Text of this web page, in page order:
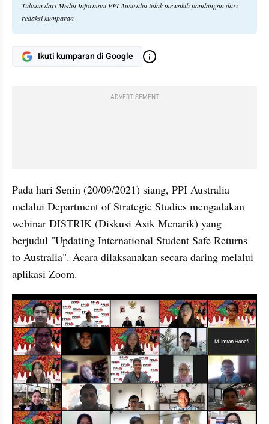
Tulisan dari Media Informasi PPI Australia tidak mewakili pandangan dari
redaksi kumparan
Ikuti kumparan di Google
ADVERTISEMENT
Pada hari Senin (20/09/2021) siang, PPI Australia
melalui Department of Strategic Studies mengadakan
webinar DISTRIK (Diskusi Asik Menarik) yang
berjudul "Updating International Student Safe Returns
to Australia". Acara dilaksanakan secara daring melalui
aplikasi Zoom.